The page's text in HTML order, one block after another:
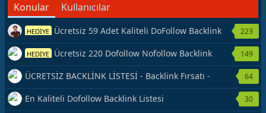
Konular
Kullanıcılar
HEDİYE Ücretsiz 59 Adet Kaliteli DoFollow Backlink
Kaynağı Veriyorum.
223
HEDİYE Ücretsiz 220 Dofollow Nofollow Backlink
Veriyorum
149
ÜCRETSİZ BACKLİNK LİSTESİ - Backlink Fırsatı -
Hemen Yetiş!
64
En Kaliteli Dofollow Backlink Listesi 30